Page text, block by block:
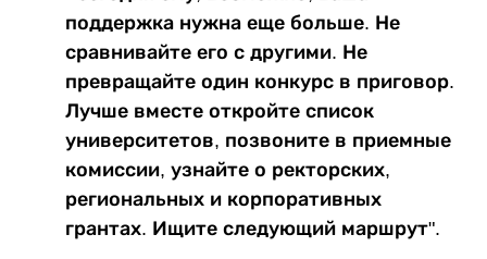
поддержка нужна еще больше. Не
сравнивайте его с другими. Не
превращайте один конкурс в приговор.
Лучше вместе откройте список
университетов, позвоните в приемные
комиссии, узнайте о ректорских,
региональных и корпоративных
грантах. Ищите следующий маршрут".